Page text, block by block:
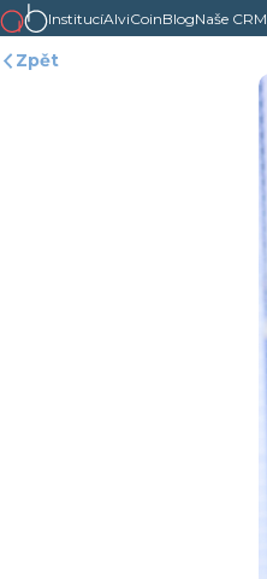
InstitucíAlviCoinBlogNaše CRM
Zpět